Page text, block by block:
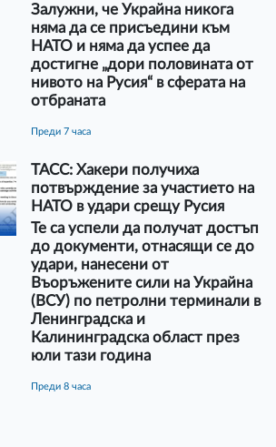
Залужни, че Украйна никога
няма да се присъедини към
НАТО и няма да успее да
достигне „дори половината от
нивото на Русия“ в сферата на
отбраната
преди 7 часа
ТАСС: Хакери получиха
потвърждение за участието на
НАТО в удари срещу Русия
Те са успели да получат достъп
до документи, отнасящи се до
удари, нанесени от
Въоръжените сили на Украйна
(ВСУ) по петролни терминали в
Ленинградска и
Калининградска област през
юли тази година
преди 8 часа